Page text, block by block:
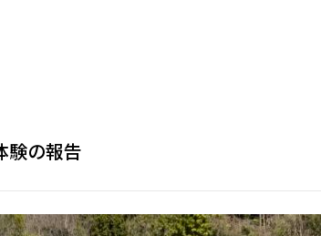
験の報告